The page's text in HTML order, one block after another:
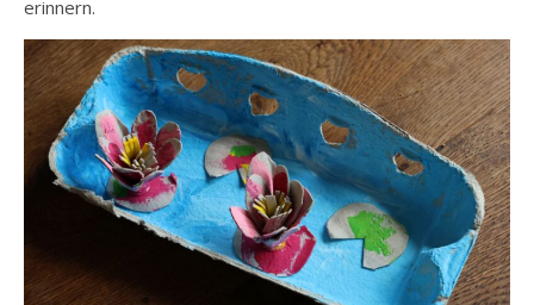
erinnern.